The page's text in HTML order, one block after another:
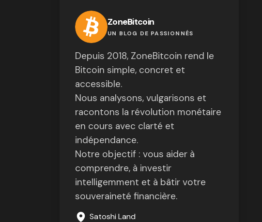
ZoneBitcoin
UN BLOG DE PASSIONNÉS
Depuis 2018, ZoneBitcoin rend le
Bitcoin simple, concret et
accessible.
Nous analysons, vulgarisons et
racontons la révolution monétaire
en cours avec clarté et
indépendance.
Notre objectif : vous aider à
comprendre, à investir
intelligemment et à bâtir votre
souveraineté financière.
Satoshi Land